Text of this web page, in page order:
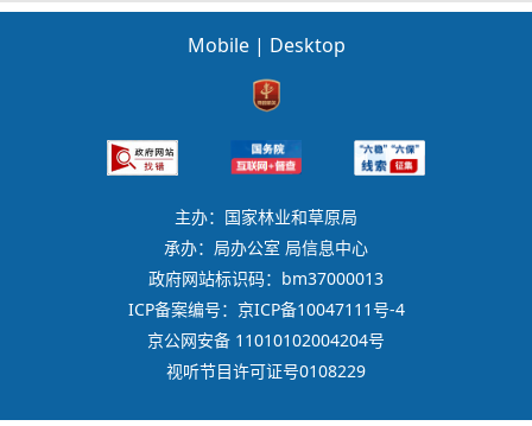
Mobile | Desktop
主办：国家林业和草原局
承办：局办公室 局信息中心
政府网站标识码：bm37000013
ICP备案编号：京ICP备10047111号-4
京公网安备 11010102004204号
视听节目许可证号0108229